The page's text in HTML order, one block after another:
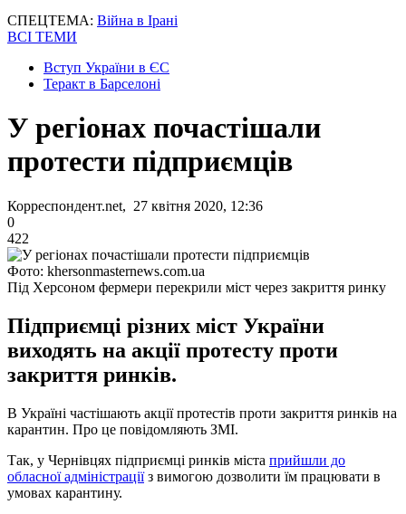
СПЕЦТЕМА: Війна в Ірані
ВСІ ТЕМИ
Вступ України в ЄС
Теракт в Барселоні
У регіонах почастішали
протести підприємців
Корреспондент.net, 27 квітня 2020, 12:36
0
422
Фото: khersonmasternews.com.ua
Під Херсоном фермери перекрили міст через закриття ринку
Підприємці різних міст України
виходять на акції протесту проти
закриття ринків.
В Україні частішають акції протестів проти закриття ринків на
карантин. Про це повідомляють ЗМІ.
Так, у Чернівцях підприємці ринків міста прийшли до
обласної адміністраціїз вимогою дозволити їм працювати в
умовах карантину.